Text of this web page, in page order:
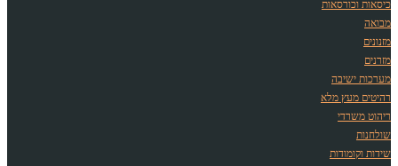
כיסאות וכורסאות
מבואה
מזנונים
מזרנים
מערכות ישיבה
רהיטים מעץ מלא
ריהוט משרדי
שולחנות
שידות וקומודות